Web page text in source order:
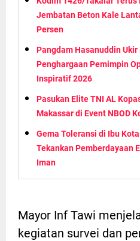
Jembatan Beton Kale
Persen
Pangdam Hasanuddin Ukir
Penghargaan Pemimpin
Inspiratif 2026
Pasukan Elite TNI AL
Makassar di Event NBOD
Gema Toleransi di Ibu
Tekankan Pemberdayaan
Iman
Mayor Inf Tawi
kegiatan survei dan